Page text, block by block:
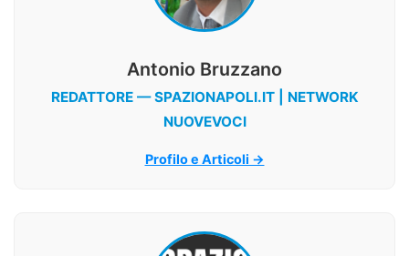
Antonio Bruzzano
REDATTORE — SPAZIONAPOLI.IT | NETWORK
NUOVEVOCI
Profilo e Articoli →